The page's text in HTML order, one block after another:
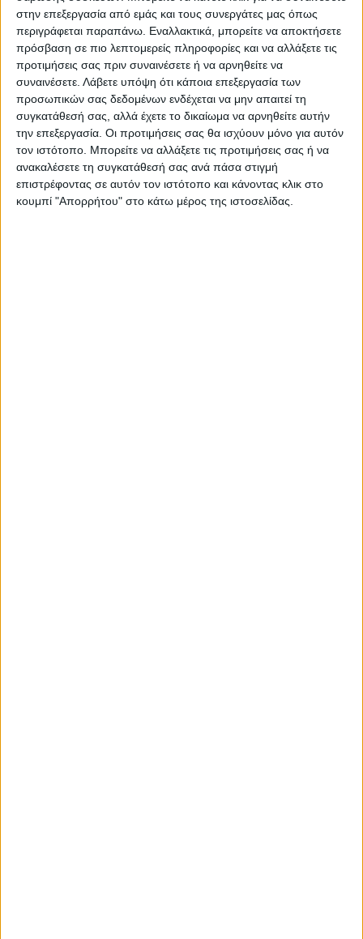
στην επεξεργασία από εμάς και τους συνεργάτες μας όπως
περιγράφεται παραπάνω. Εναλλακτικά, μπορείτε να αποκτήσετε
πρόσβαση σε πιο λεπτομερείς πληροφορίες και να αλλάξετε τις
προτιμήσεις σας πριν συναινέσετε ή να αρνηθείτε να
συναινέσετε. Λάβετε υπόψη ότι κάποια επεξεργασία των
προσωπικών σας δεδομένων ενδέχεται να μην απαιτεί τη
συγκατάθεσή σας, αλλά έχετε το δικαίωμα να αρνηθείτε αυτήν
την επεξεργασία. Οι προτιμήσεις σας θα ισχύουν μόνο για αυτόν
τον ιστότοπο. Μπορείτε να αλλάξετε τις προτιμήσεις σας ή να
ανακαλέσετε τη συγκατάθεσή σας ανά πάσα στιγμή
επιστρέφοντας σε αυτόν τον ιστότοπο και κάνοντας κλικ στο
κουμπί "Απορρήτου" στο κάτω μέρος της ιστοσελίδας.
Share